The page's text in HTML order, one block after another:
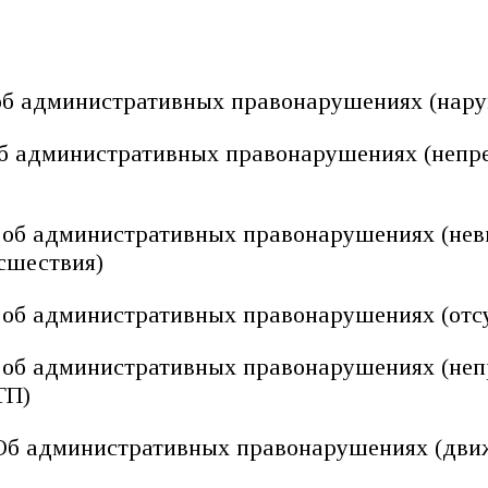
административных правонарушениях
административных правонарушениях
административных правонарушениях
административных правонарушениях
административных правонарушениях
административных правонарушениях